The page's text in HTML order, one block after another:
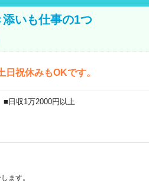
添いも仕事の1つ
祝休みもOKです。
収1万2000円以上
ます。